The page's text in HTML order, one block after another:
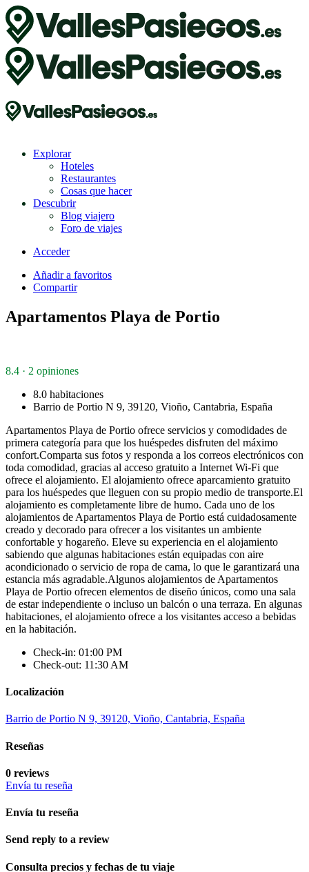
Explorar
Hoteles
Restaurantes
Cosas que hacer
Descubrir
Blog viajero
Foro de viajes
Acceder
Añadir a favoritos
Compartir
Apartamentos Playa de Portio
8.4 · 2 opiniones
8.0 habitaciones
Barrio de Portio N 9, 39120, Vioño, Cantabria, España
Apartamentos Playa de Portio ofrece servicios y comodidades de
primera categoría para que los huéspedes disfruten del máximo
confort.Comparta sus fotos y responda a los correos electrónicos con
toda comodidad, gracias al acceso gratuito a Internet Wi-Fi que
ofrece el alojamiento. El alojamiento ofrece aparcamiento gratuito
para los huéspedes que lleguen con su propio medio de transporte.El
alojamiento es completamente libre de humo. Cada uno de los
alojamientos de Apartamentos Playa de Portio está cuidadosamente
creado y decorado para ofrecer a los visitantes un ambiente
confortable y hogareño. Eleve su experiencia en el alojamiento
sabiendo que algunas habitaciones están equipadas con aire
acondicionado o servicio de ropa de cama, lo que le garantizará una
estancia más agradable.Algunos alojamientos de Apartamentos
Playa de Portio ofrecen elementos de diseño únicos, como una sala
de estar independiente o incluso un balcón o una terraza. En algunas
habitaciones, el alojamiento ofrece a los visitantes acceso a bebidas
en la habitación.
Check-in: 01:00 PM
Check-out: 11:30 AM
Localización
Barrio de Portio N 9, 39120, Vioño, Cantabria, España
Reseñas
0 reviews
Envía tu reseña
Envía tu reseña
Send reply to a review
Consulta precios y fechas de tu viaje